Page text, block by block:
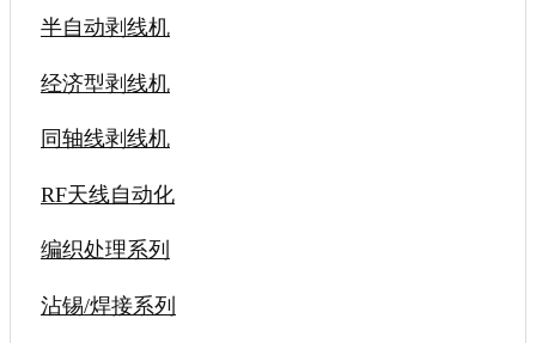
半自动剥线机
经济型剥线机
同轴线剥线机
RF天线自动化
编织处理系列
沾锡/焊接系列